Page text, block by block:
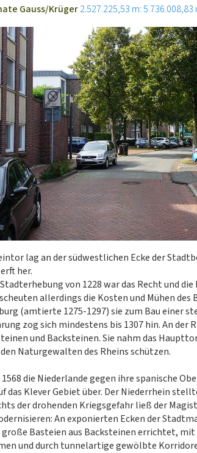
Gauss/Krüger2.527.225,53 m: 5.736.008,83
lag an der südwestlichen Ecke der
her.
von 1228 war das Recht und
allerdings die Kosten und Mühen des
(amtierte 1275-1297) sie zum Bau einer
zog sich mindestens bis 1307 hin. An
und Backsteinen. Sie nahm das
Naturgewalten des Rheins schützen.
1568 die Niederlande gegen ihre spanische
das Klever Gebiet über. Der Niederrhein
der drohenden Kriegsgefahr ließ der
An exponierten Ecken der
Basteien aus Backsteinen errichtet,
und durch tunnelartige gewölbte